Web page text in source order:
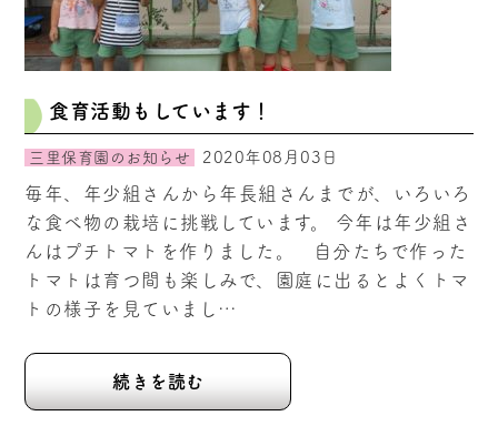
食育活動もしています！
三里保育園のお知らせ 2020年08月03日
毎年、年少組さんから年長組さんまでが、いろいろ
な食べ物の栽培に挑戦しています。 今年は年少組さ
んはプチトマトを作りました。 自分たちで作った
トマトは育つ間も楽しみで、園庭に出るとよくトマ
トの様子を見ていまし…
続きを読む